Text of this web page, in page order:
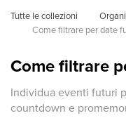
Tutte le collezioni
Come filtrare per date
Come filtrare
Individua eventi futuri
countdown e